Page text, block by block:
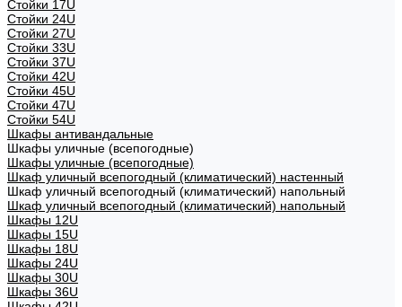
Стойки 17U
Стойки 24U
Стойки 27U
Стойки 33U
Стойки 37U
Стойки 42U
Стойки 45U
Стойки 47U
Стойки 54U
Шкафы антивандальные
Шкафы уличные (всепогодные)
Шкафы уличные (всепогодные)
Шкаф уличный всепогодный (климатический) настенный
Шкаф уличный всепогодный (климатический) напольный
Шкаф уличный всепогодный (климатический) напольный
Шкафы 12U
Шкафы 15U
Шкафы 18U
Шкафы 24U
Шкафы 30U
Шкафы 36U